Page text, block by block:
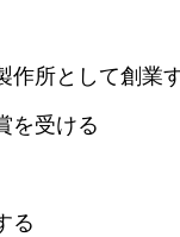
作所として創業
を受ける
る